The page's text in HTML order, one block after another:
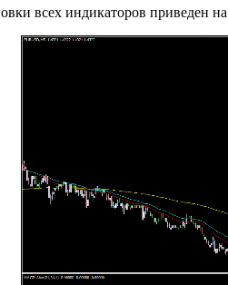
всех индикаторов приведен